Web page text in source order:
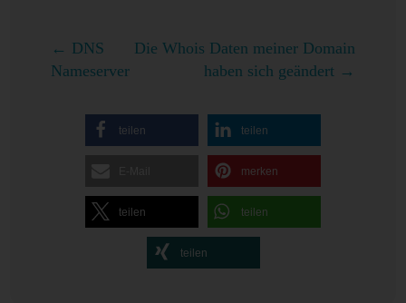
← DNS
Nameserver
Die Whois Daten meiner Domain
haben sich geändert→
teilen teilen
merken
teilen teilen
teilen